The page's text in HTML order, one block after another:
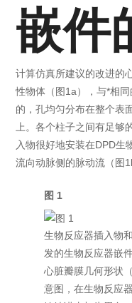
嵌件
计算仿真所建议的改进的
性物体（图1a），与*相
的，孔均匀分布在整个表
上。各个柱子之间有足
入物很好地安装在DPD生
流向动脉侧的脉动流（图
图 1
生物反应器插入物
发的生物反应器嵌
心脏瓣膜几何形状
意图，在生物反应